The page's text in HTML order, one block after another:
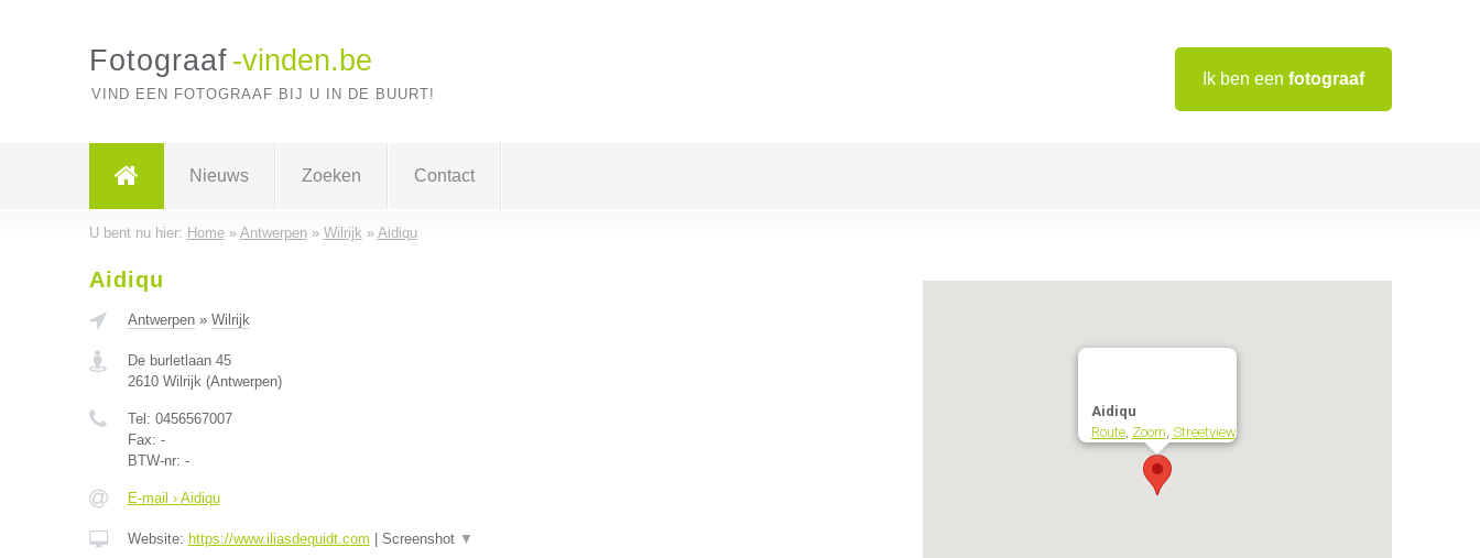
Ik ben een fotograaf
Fotograaf -vinden.be
VIND EEN FOTOGRAAF BIJ U IN DE BUURT!
Nieuws Zoeken Contact
U bent nu hier: Home» Antwerpen» Wilrijk » Aidiqu
Aidiqu
Antwerpen» Wilrijk
De burletlaan 45
2610 Wilrijk(Antwerpen)
Tel: 0456567007
Fax: -
BTW-nr: -
E-mail › Aidiqu
Website: https://www.iliasdequidt.com Screenshot ▼
Aidiqu
Route, Zoom Streetview